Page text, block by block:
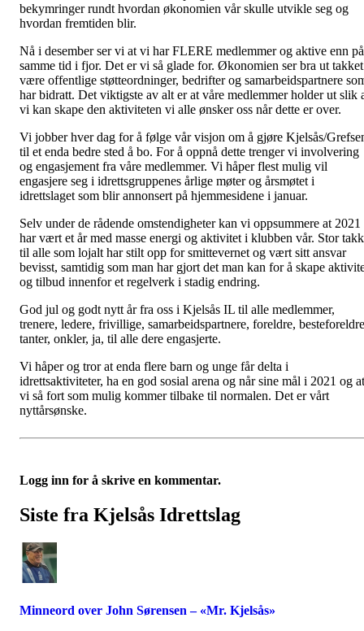
bekymringer rundt hvordan økonomien vår skulle utvikle seg og
hvordan fremtiden blir.
Nå i desember ser vi at vi har FLERE medlemmer og aktive enn på
samme tid i fjor. Det er vi så glade for. Økonomien ser bra ut takket
være offentlige støtteordninger, bedrifter og samarbeidspartnere
har bidratt. Det viktigste av alt er at våre medlemmer holder ut slik
vi kan skape den aktiviteten vi alle ønsker oss når dette er over.
Vi jobber hver dag for å følge vår visjon om å gjøre Kjelsås/
til et enda bedre sted å bo. For å oppnå dette trenger vi involvering
og engasjement fra våre medlemmer. Vi håper flest mulig vil
engasjere seg i idrettsgruppenes årlige møter og årsmøtet i
idrettslaget som blir annonsert på hjemmesidene i januar.
Selv under de rådende omstendigheter kan vi oppsummere at 2021
har vært et år med masse energi og aktivitet i klubben vår. Stor takk
til alle som lojalt har stilt opp for smittevernet og vært sitt ansvar
bevisst, samtidig som man har gjort det man kan for å skape
og tilbud innenfor et regelverk i stadig endring.
God jul og godt nytt år fra oss i Kjelsås IL til alle medlemmer,
trenere, ledere, frivillige, samarbeidspartnere, foreldre,
tanter, onkler, ja, til alle dere engasjerte.
Vi håper og tror at enda flere barn og unge får delta i
idrettsaktiviteter, ha en god sosial arena og når sine mål i 2021 og at
vi så fort som mulig kommer tilbake til normalen. Det er vårt
nyttårsønske.
Logg inn for å skrive en kommentar.
Siste fra Kjelsås Idrettslag
Minneord over John Sørensen – «Mr. Kjelsås»